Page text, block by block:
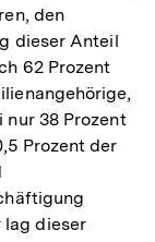
den
dieser Anteil
62 Prozent
38 Prozent
Prozent der
lag dieser